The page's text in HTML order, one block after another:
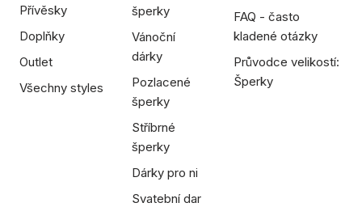
Přívěsky
Doplňky
Outlet
Všechny styles
šperky
Vánoční
dárky
Pozlacené
šperky
Stříbrné
šperky
Dárky pro ni
Svatební dar
FAQ - často
kladené otázky
Průvodce velikostí:
Šperky